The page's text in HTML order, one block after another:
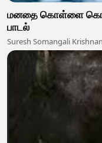
மனதை கொள்ளை
பாடல்
Suresh Somangali Krishnan